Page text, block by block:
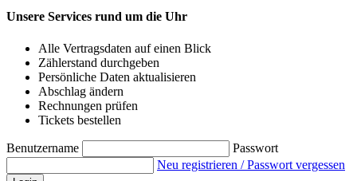
Unsere Services rund um die Uhr
Alle Vertragsdaten auf einen Blick
Zählerstand durchgeben
Persönliche Daten aktualisieren
Abschlag ändern
Rechnungen prüfen
Tickets bestellen
Benutzername
Passwort
Neu registrieren / Passwort vergessen